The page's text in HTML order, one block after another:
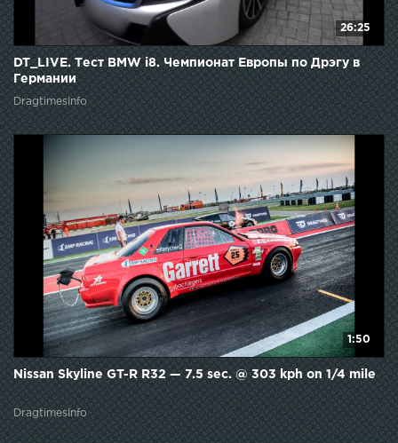
26:25
DT_LIVE. Тест BMW i8. Чемпионат Европы по Дрэгу в
Германии
DragtimesInfo
1:50
Nissan Skyline GT-R R32 — 7.5 sec. @ 303 kph on 1/4 mile
DragtimesInfo